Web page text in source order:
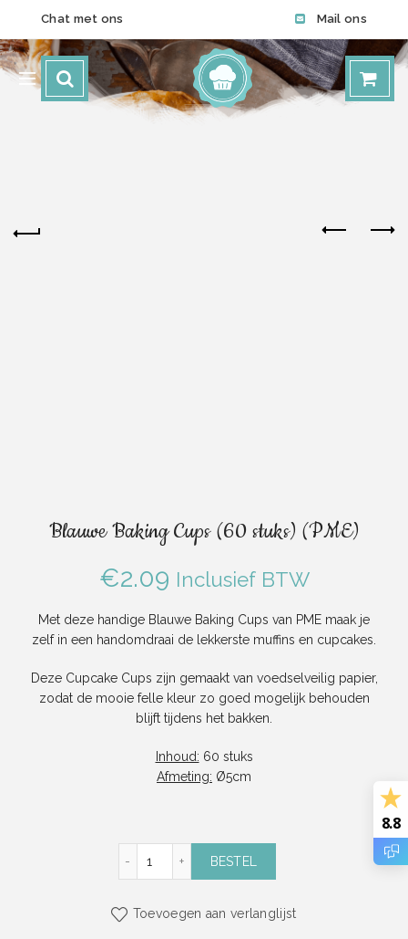
Chat met ons Mail ons
Blauwe Baking Cups (60 stuks) (PME)
€2.09 Inclusief BTW
Met deze handige Blauwe Baking Cups van PME maak je
zelf in een handomdraai de lekkerste muffins en cupcakes.
Deze Cupcake Cups zijn gemaakt van voedselveilig papier,
zodat de mooie felle kleur zo goed mogelijk behouden
blijft tijdens het bakken.
Inhoud: 60 stuks
Afmeting: Ø5cm
Blauwe Baking Cups (60 stuks) (PME) aantal
BESTEL
Toevoegen aan verlanglijst
8.8